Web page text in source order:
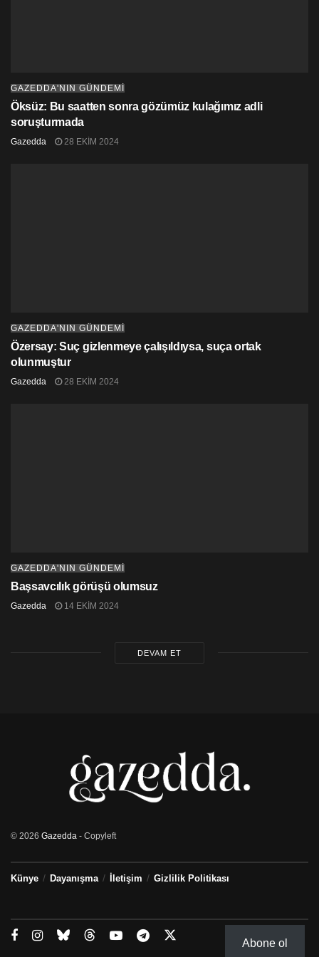
GAZEDDA'NIN GÜNDEMİ
Öksüz: Bu saatten sonra gözümüz kulağımız adli
soruşturmada
Gazedda 28 EKIM 2024
GAZEDDA'NIN GÜNDEMİ
Özersay: Suç gizlenmeye çalışıldıysa, suça ortak
olunmuştur
Gazedda 28 EKIM 2024
GAZEDDA'NIN GÜNDEMİ
Başsavcılık görüşü olumsuz
Gazedda 14 EKIM 2024
DEVAM ET
© 2026 Gazedda - Copyleft
Künye Dayanışma İletişim Gizlilik Politikası
Abone ol